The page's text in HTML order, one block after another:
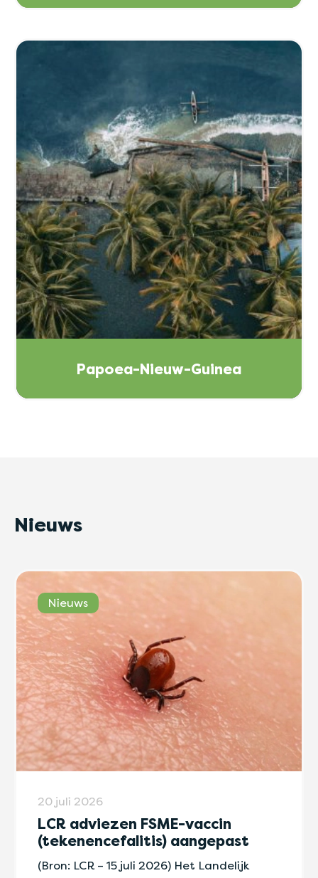
Papoea-Nieuw-Guinea
Nieuws
Nieuws
20 juli 2026
LCR adviezen FSME-vaccin
(tekenencefalitis) aangepast
(Bron: LCR – 15 juli 2026) Het Landelijk